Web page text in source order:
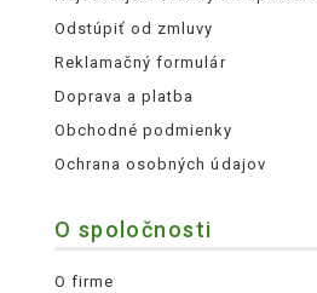
Odstúpiť od zmluvy
Reklamačný formulár
Doprava a platba
Obchodné podmienky
Ochrana osobných údajov
O spoločnosti
O firme